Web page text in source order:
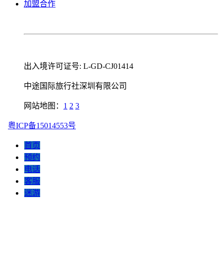
加盟合作
出入境许可证号: L-GD-CJ01414
中途国际旅行社深圳有限公司
网站地图： 1 2 3
粤ICP备15014553号
首页
预约
电话
客服
迷游